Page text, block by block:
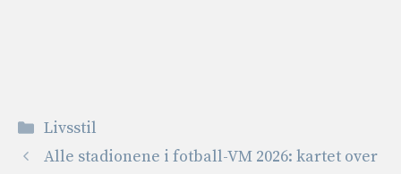
Kategorier
Livsstil
Alle stadionene i fotball-VM 2026: kartet over